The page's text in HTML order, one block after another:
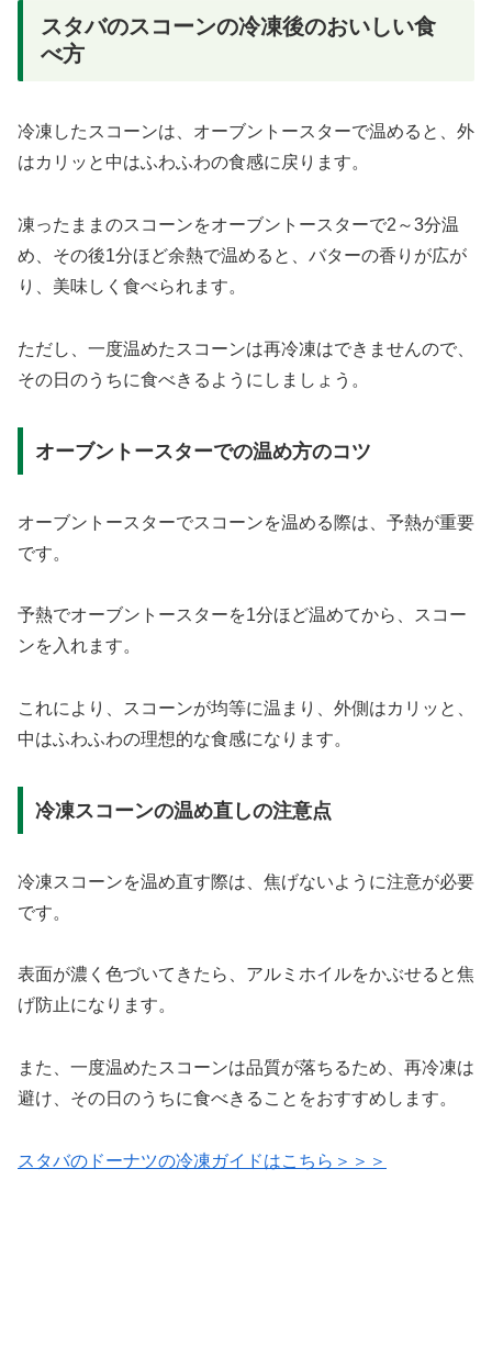
スタバのスコーンの冷凍後のおいしい食
べ方
冷凍したスコーンは、オーブントースターで温めると、外
はカリッと中はふわふわの食感に戻ります。
凍ったままのスコーンをオーブントースターで2～3分温
め、その後1分ほど余熱で温めると、バターの香りが広が
り、美味しく食べられます。
ただし、一度温めたスコーンは再冷凍はできませんので、
その日のうちに食べきるようにしましょう。
オーブントースターでの温め方のコツ
オーブントースターでスコーンを温める際は、予熱が重要
です。
予熱でオーブントースターを1分ほど温めてから、スコー
ンを入れます。
これにより、スコーンが均等に温まり、外側はカリッと、
中はふわふわの理想的な食感になります。
冷凍スコーンの温め直しの注意点
冷凍スコーンを温め直す際は、焦げないように注意が必要
です。
表面が濃く色づいてきたら、アルミホイルをかぶせると焦
げ防止になります。
また、一度温めたスコーンは品質が落ちるため、再冷凍は
避け、その日のうちに食べきることをおすすめします。
スタバのドーナツの冷凍ガイドはこちら＞＞＞